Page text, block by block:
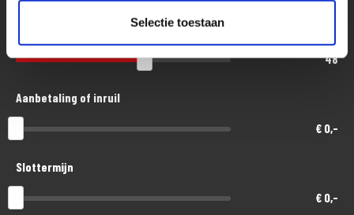
Selectie toestaan
48
Aanbetaling of inruil
€ 0,-
Slottermijn
€ 0,-